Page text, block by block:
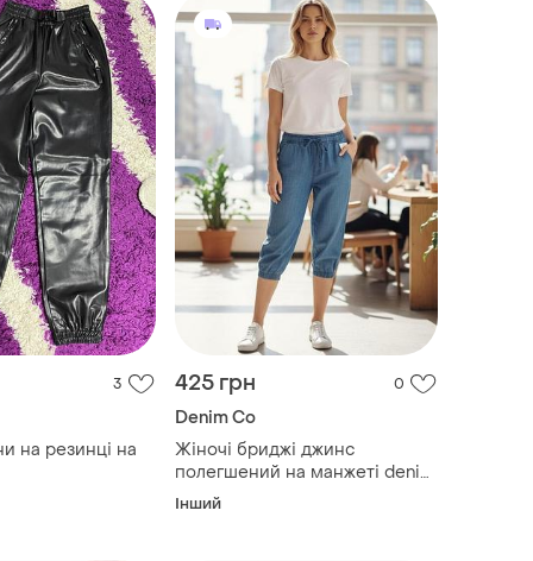
3
на резинці на
425 грн 0
Denim Co
Жіночі бриджі джинс
полегшений на манжеті denim
розмір xs
Інший